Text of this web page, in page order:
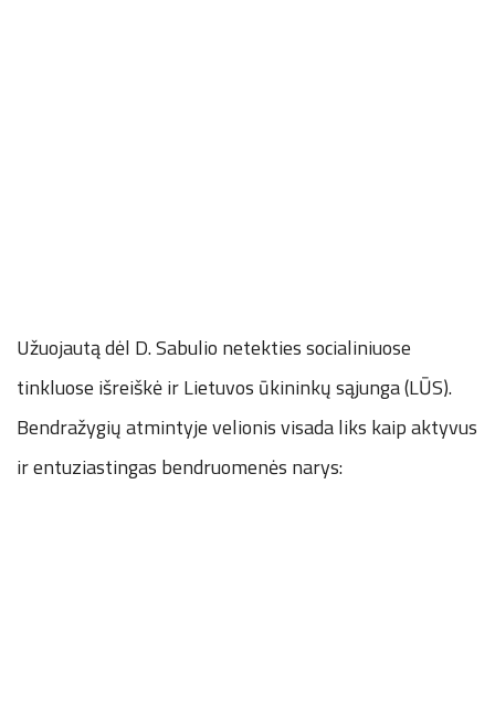
Užuojautą dėl D. Sabulio netekties socialiniuose
tinkluose išreiškė ir Lietuvos ūkininkų sąjunga (LŪS).
Bendražygių atmintyje velionis visada liks kaip aktyvus
ir entuziastingas bendruomenės narys: